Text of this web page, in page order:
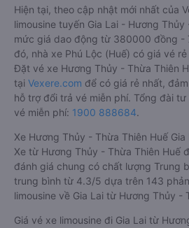
Hiện tại, theo cập nhật mới nhất của
limousine tuyến Gia Lai - Hương
mức giá dao động từ 380000 đồng -
đó, nhà xe Phú Lộc (Huế) có giá vé
Đặt vé xe Hương Thủy - Thừa Thiên
tại Vexere.com để có giá rẻ nhất,
hỗ trợ đổi trả vé miễn phí. Tổng đài
vé miễn phí: 1900 888684.
Xe Hương Thủy - Thừa Thiên Huế
Xe từ Hương Thủy - Thừa Thiên Huế
đánh giá chung có chất lượng Trung
trung bình từ 4.3/5 dựa trên 143
limousine về Gia Lai từ Hương Thủy -
Giá vé xe limousine đi Gia Lai từ